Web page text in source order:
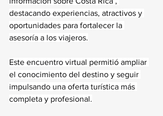
destacando experiencias, atractivos y
oportunidades para fortalecer la
asesoría a los viajeros.
Este encuentro virtual permitió ampliar
el conocimiento del destino y seguir
impulsando una oferta turística más
completa y profesional.